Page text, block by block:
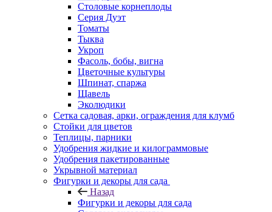
Столовые корнеплоды
Серия Дуэт
Томаты
Тыква
Укроп
Фасоль, бобы, вигна
Цветочные культуры
Шпинат, спаржа
Щавель
Эколюдики
Сетка садовая, арки, ограждения для клумб
Стойки для цветов
Теплицы, парники
Удобрения жидкие и килограммовые
Удобрения пакетированные
Укрывной материал
Фигурки и декоры для сада
Назад
Фигурки и декоры для сада